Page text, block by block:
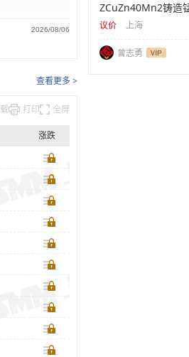
2026/08/06
查看更多 >
打印 全屏
涨跌
议价 上海
曾志勇